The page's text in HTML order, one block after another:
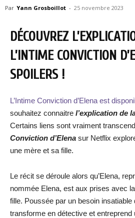
Par Yann Grosboillot - 25 novembre 2023
DÉCOUVREZ
L’INTIME CONVICTION
SPOILERS !
L’Intime Conviction d’Elena est
souhaitez connaitre l’explication de
Certains liens sont vraiment
Conviction d’Elena sur Netflix
une mère et sa fille.
Le récit se déroule alors qu’Elena,
nommée Elena, est aux prises avec
fille. Poussée par un besoin
transforme en détective et entreprend